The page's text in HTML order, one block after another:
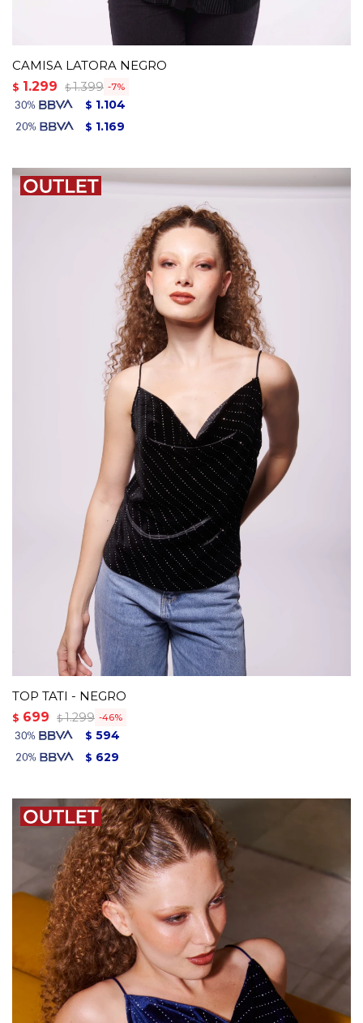
CAMISA LATORA NEGRO
$ 1.299 $ 1.399 7
$ 1.104
$ 1.169
TOP TATI - NEGRO
$ 699 $ 1.299 46
$ 594
$ 629